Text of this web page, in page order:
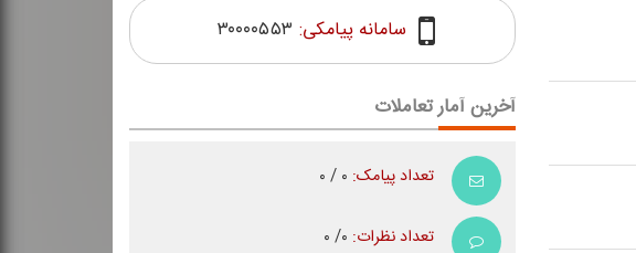
سامانه پیامکی: ۳۰۰۰۰۵۵۳
آخرین آمار تعاملات
تعداد پیامک:
تعداد نظرات: